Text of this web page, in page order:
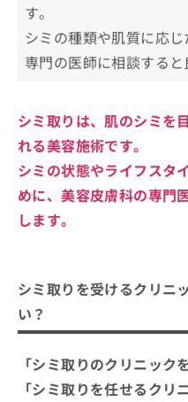
4．肝斑
5．炎症後の色素沈
こと
肌の状態を詳しく知
まとめ：治療法の
まとめ：名古屋市
のクリニック11選
す。
シミの種類や肌質に応じ
専門の医師に相談すると
シミ取りは、肌のシミを
れる美容施術です。
シミの状態やライフスタ
めに、美容皮膚科の専門
します。
シミ取りを受けるクリニ
い？
「シミ取りのクリニック
「シミ取りを任せるク